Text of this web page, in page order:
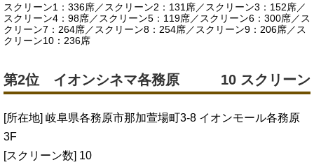
スクリーン1：336席／スクリーン2：131席／スクリーン3：152席／
スクリーン4：98席／スクリーン5：119席／スクリーン6：300席／ス
クリーン7：264席／スクリーン8：254席／スクリーン9：206席／ス
クリーン10：236席
第2位 イオンシネマ各務原 10 スクリーン
[所在地] 岐阜県各務原市那加萱場町3-8 イオンモール各務原
3F
[スクリーン数] 10